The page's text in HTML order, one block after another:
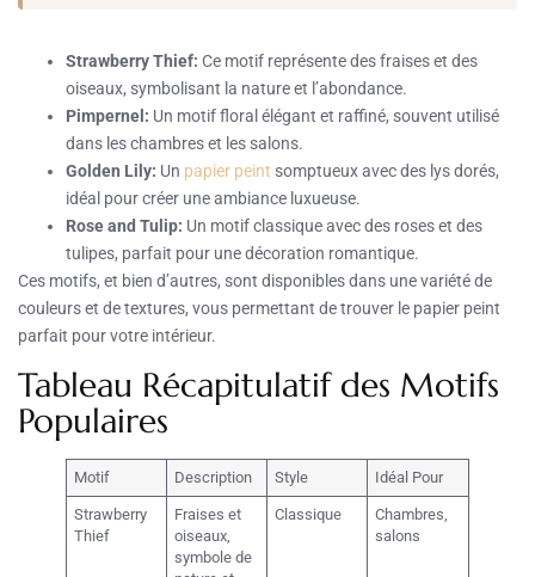
Strawberry Thief: Ce motif représente des fraises et des
oiseaux, symbolisant la nature et l’abondance.
Pimpernel: Un motif floral élégant et raffiné, souvent utilisé
dans les chambres et les salons.
Golden Lily: Un papier peint somptueux avec des lys dorés,
idéal pour créer une ambiance luxueuse.
Rose and Tulip: Un motif classique avec des roses et des
tulipes, parfait pour une décoration romantique.
Ces motifs, et bien d’autres, sont disponibles dans une variété de
couleurs et de textures, vous permettant de trouver le papier peint
parfait pour votre intérieur.
Tableau Récapitulatif des Motifs
Populaires
Motif Description Style Idéal Pour
Strawberry
Thief
Fraises et
oiseaux,
symbole de
Classique
Chambres,
salons